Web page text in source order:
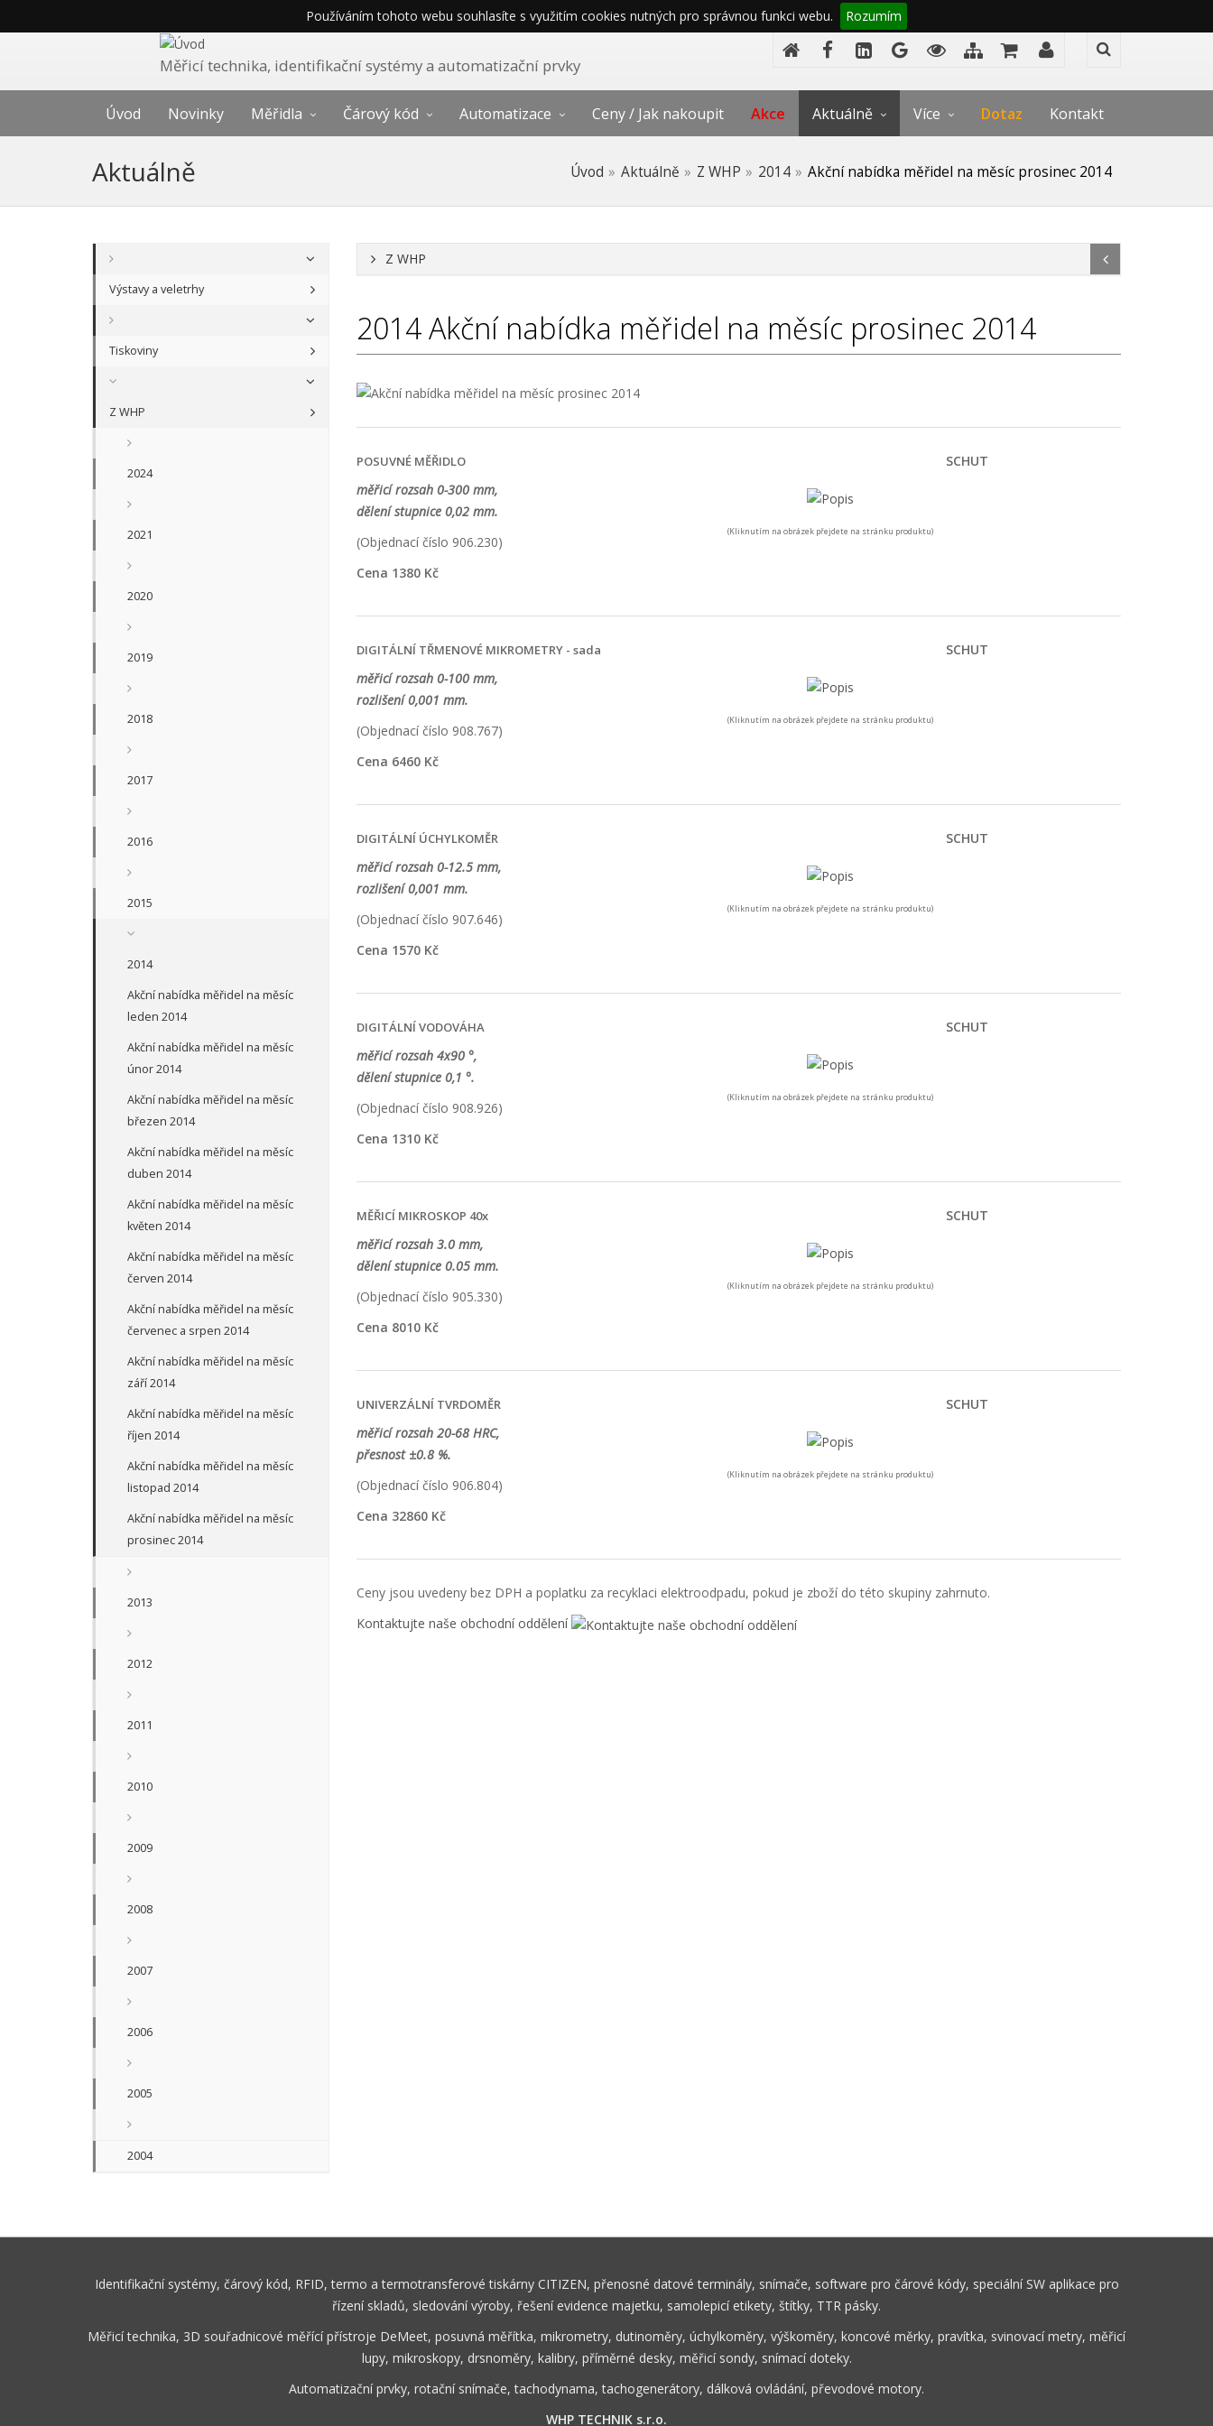
Používáním tohoto webu souhlasíte s využitím cookies nutných pro správnou funkci webu. Rozumím
Měřicí technika, identifikační systémy a automatizační prvky
Úvod Novinky Měřidla Čárový kód Automatizace Ceny / Jak nakoupit Akce Aktuálně Více Dotaz Kontakt
Aktuálně Úvod Aktuálně Z WHP 2014 Akční nabídka měřidel na měsíc prosinec 2014
Výstavy a veletrhy
Tiskoviny
Z WHP
2024
2021
2020
2019
2018
2017
2016
2015
2014
Akční nabídka měřidel na měsíc
leden 2014
Akční nabídka měřidel na měsíc
únor 2014
Akční nabídka měřidel na měsíc
březen 2014
Akční nabídka měřidel na měsíc
duben 2014
Akční nabídka měřidel na měsíc
květen 2014
Akční nabídka měřidel na měsíc
červen 2014
Akční nabídka měřidel na měsíc
červenec a srpen 2014
Akční nabídka měřidel na měsíc
září 2014
Akční nabídka měřidel na měsíc
říjen 2014
Akční nabídka měřidel na měsíc
listopad 2014
Akční nabídka měřidel na měsíc
prosinec 2014
2013
2012
2011
2010
2009
2008
2007
2006
2005
2004
Z WHP
2014Akční nabídka měřidel na měsíc prosinec 2014
POSUVNÉ MĚŘIDLO
SCHUT
měřicí rozsah 0-300 mm,
dělení stupnice 0,02 mm.
(Objednací číslo 906.230)
Cena 1380 Kč
(Kliknutím na obrázek přejdete na stránku produktu)
DIGITÁLNÍ TŘMENOVÉ MIKROMETRY - sada
SCHUT
měřicí rozsah 0-100 mm,
rozlišení 0,001 mm.
(Objednací číslo 908.767)
Cena 6460 Kč
(Kliknutím na obrázek přejdete na stránku produktu)
DIGITÁLNÍ ÚCHYLKOMĚR
SCHUT
měřicí rozsah 0-12.5 mm,
rozlišení 0,001 mm.
(Objednací číslo 907.646)
Cena 1570 Kč
(Kliknutím na obrázek přejdete na stránku produktu)
DIGITÁLNÍ VODOVÁHA
SCHUT
měřicí rozsah 4x90 °,
dělení stupnice 0,1 °.
(Objednací číslo 908.926)
Cena 1310 Kč
(Kliknutím na obrázek přejdete na stránku produktu)
MĚŘICÍ MIKROSKOP 40x
SCHUT
měřicí rozsah 3.0 mm,
dělení stupnice 0.05 mm.
(Objednací číslo 905.330)
Cena 8010 Kč
(Kliknutím na obrázek přejdete na stránku produktu)
UNIVERZÁLNÍ TVRDOMĚR
SCHUT
měřicí rozsah 20-68 HRC,
přesnost ±0.8 %.
(Objednací číslo 906.804)
Cena 32860 Kč
(Kliknutím na obrázek přejdete na stránku produktu)
Ceny jsou uvedeny bez DPH a poplatku za recyklaci elektroodpadu, pokud je zboží do této skupiny zahrnuto.
Kontaktujte naše obchodní oddělení
Identifikační systémy, čárový kód, RFID, termo a termotransferové tiskárny CITIZEN, přenosné datové terminály, snímače, software pro čárové kódy, speciální SW aplikace pro
řízení skladů, sledování výroby, řešení evidence majetku, samolepicí etikety, štítky, TTR pásky.
Měřicí technika, 3D souřadnicové měřící přístroje DeMeet, posuvná měřítka, mikrometry, dutinoměry, úchylkoměry, výškoměry, koncové měrky, pravítka, svinovací metry, měřicí
lupy, mikroskopy, drsnoměry, kalibry, příměrné desky, měřicí sondy, snímací doteky.
Automatizační prvky, rotační snímače, tachodynama, tachogenerátory, dálková ovládání, převodové motory.
WHP TECHNIK s.r.o.